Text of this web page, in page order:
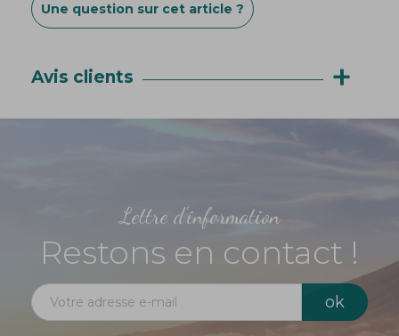
Une question sur cet article ?
Avis clients +
Lettre d'information
Restons en contact !